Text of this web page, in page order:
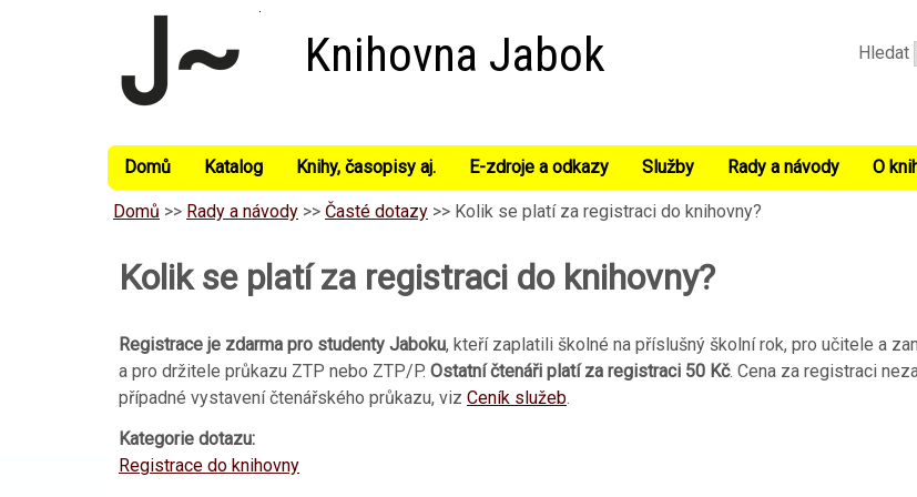
Knihovna Jabok Hledat
Domů Katalog Knihy, časopisy aj. E-zdroje a odkazy Služby Rady a návody O
Domů >> Rady a návody >> Časté dotazy >> Kolik se platí za registraci do knihovny?
Kolik se platí za registraci do knihovny?
Registrace je zdarma pro studenty Jaboku, kteří zaplatili školné na příslušný školní rok, pro učitele a
a pro držitele průkazu ZTP nebo ZTP/P. Ostatní čtenáři platí za registraci 50 Kč. Cena za registraci
případné vystavení čtenářského průkazu, viz Ceník služeb.
Kategorie dotazu:
Registrace do knihovny